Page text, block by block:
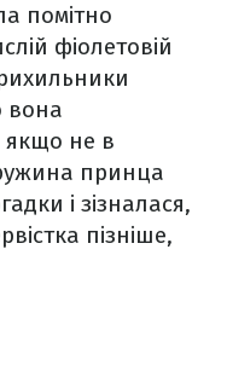
помітно
фіолетовій
вона
якщо не в
принца
і зізналася,
пізніше,